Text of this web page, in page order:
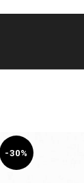
-30%